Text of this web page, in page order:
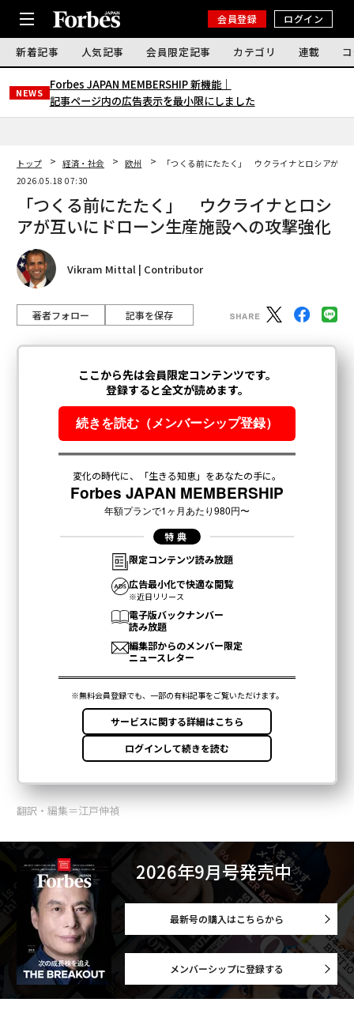
会員登録 ログイン
新着記事 人気記事 会員限定記事 カテゴリ 連載
NEWS
Forbes JAPAN MEMBERSHIP 新機能｜
記事ページ内の広告表示を最小限にしました
トップ 経済・社会 欧州
「つくる前にたたく」 ウクライナとロシアが互
2026.05.18 07:30
「つくる前にたたく」 ウクライナとロシ
アが互いにドローン生産施設への攻撃強化
Vikram Mittal | Contributor
著者フォロー 記事を保存
翻訳・編集＝江戸伸禎
2026年9月号発売中
最新号の購入はこちらから
メンバーシップに登録する